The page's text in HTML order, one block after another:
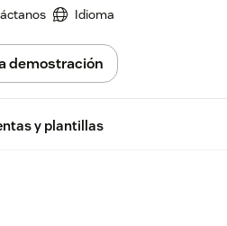
Idioma
demostración
y plantillas